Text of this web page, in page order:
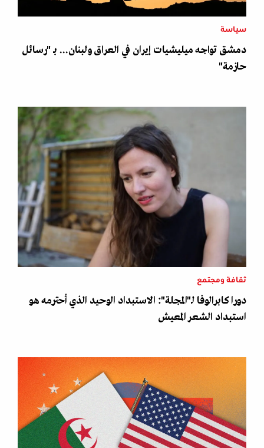
سياسة
دمشق تواجه ميليشيات إيران في العراق ولبنان... بـ "رسائل
حازمة"
ثقافة ومجتمع
دورا كابرالوفا لـ"المجلة": الاستبداد الوحيد الذي أحترمه هو
استبداد الشعر المعيش